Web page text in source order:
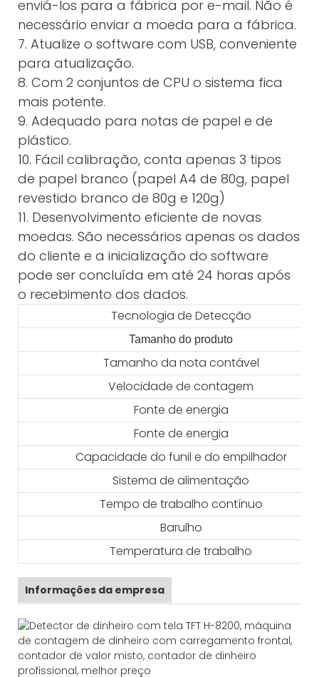
enviá-los para a fábrica por e-mail. Não é
necessário enviar a moeda para a fábrica.
7. Atualize o software com USB, conveniente
para atualização.
8. Com 2 conjuntos de CPU o sistema fica
mais potente.
9. Adequado para notas de papel e de
plástico.
10. Fácil calibração, conta apenas 3 tipos
de papel branco (papel A4 de 80g, papel
revestido branco de 80g e 120g)
11. Desenvolvimento eficiente de novas
moedas. São necessários apenas os dados
do cliente e a inicialização do software
pode ser concluída em até 24 horas após
o recebimento dos dados.
Tecnologia de Detecção
Tamanho do produto
Tamanho da nota contável
Velocidade de contagem
Fonte de energia
Fonte de energia
Capacidade do funil e do empilhador
Sistema de alimentação
Tempo de trabalho contínuo
Barulho
Temperatura de trabalho
Informações da empresa